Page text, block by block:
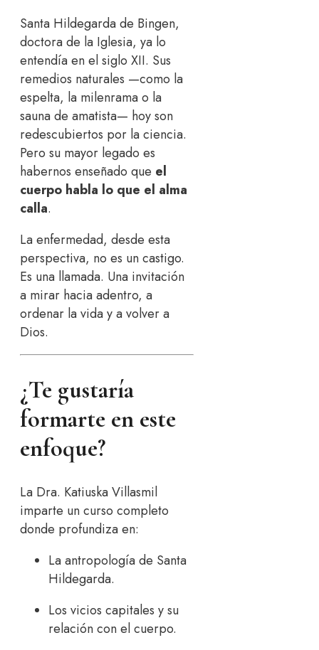
Santa Hildegarda de Bingen,
doctora de la Iglesia, ya lo
entendía en el siglo XII. Sus
remedios naturales —como la
espelta, la milenrama o la
sauna de amatista— hoy son
redescubiertos por la ciencia.
Pero su mayor legado es
habernos enseñado que el
cuerpo habla lo que el alma
calla.
La enfermedad, desde esta
perspectiva, no es un castigo.
Es una llamada. Una invitación
a mirar hacia adentro, a
ordenar la vida y a volver a
Dios.
¿Te gustaría
formarte en este
enfoque?
La Dra. Katiuska Villasmil
imparte un curso completo
donde profundiza en:
La antropología de Santa
Hildegarda.
Los vicios capitales y su
relación con el cuerpo.